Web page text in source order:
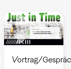
Vortrag/